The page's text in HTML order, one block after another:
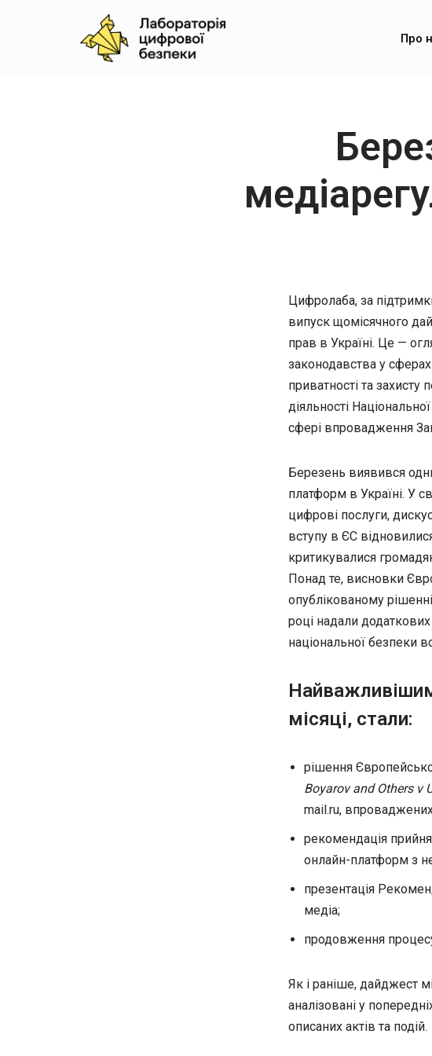
Про
Цифролаба, за
випуск щомісячного
прав в Україні. Це —
законодавства у
приватності та
діяльності
сфері впровадження
Березень виявився
платформ в Україні. У
цифрові послуги,
вступу в ЄС
критикувалися
Понад те, висновки
опублікованому
році надали
національної безпеки
місяці, стали:
рішення
Boyarov and Others v
mail.ru,
рекомендація
онлайн-платформ з
презентація
медіа;
продовження
Як і раніше, дайджест
аналізовані у
описаних актів та подій.